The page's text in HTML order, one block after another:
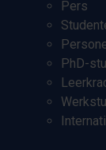
Pers
PhD-